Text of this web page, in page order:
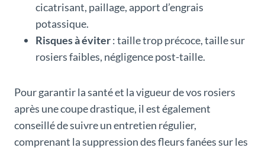
cicatrisant, paillage, apport d’engrais
potassique.
Risques à éviter: taille trop précoce, taille sur
rosiers faibles, négligence post-taille.
Pour garantir la santé et la vigueur de vos rosiers
après une coupe drastique, il est également
conseillé de suivre un entretien régulier,
comprenant la suppression des fleurs fanées sur les